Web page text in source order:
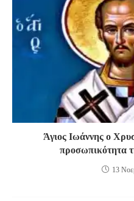
Άγιος Ιωάννης ο
προσωπικότητα
13